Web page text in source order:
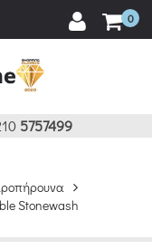
0
5757499
Stonewash